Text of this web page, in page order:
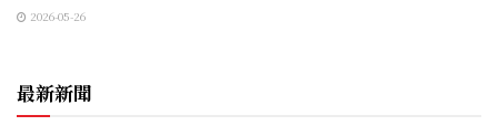
2026-05-26
最新新聞